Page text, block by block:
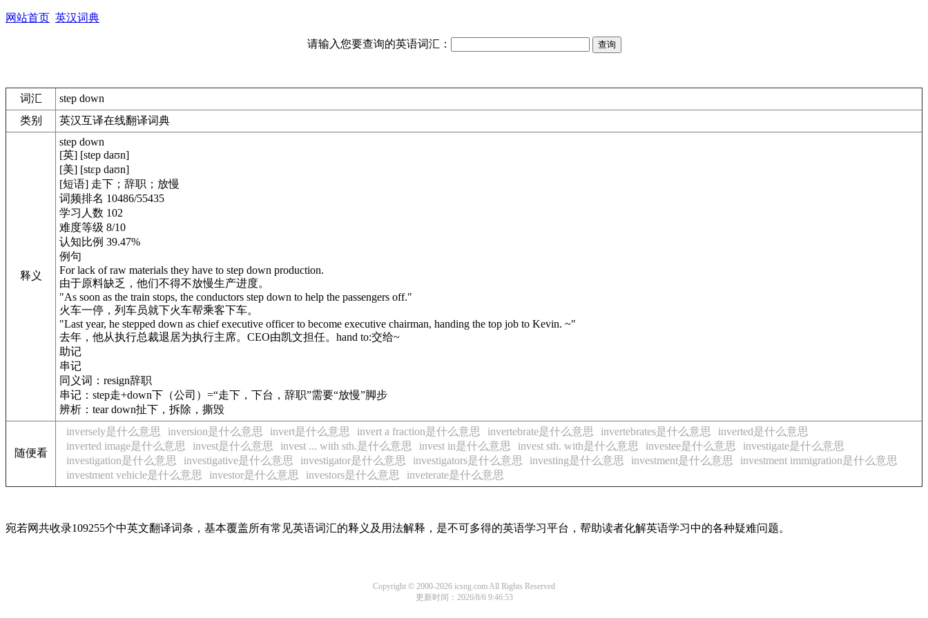
网站首页 英汉词典
请输入您要查询的英语词汇：
词汇
step down
类别
英汉互译在线翻译词典
释义
step down
[英] [step daʊn]
[美] [stɛp daʊn]
[短语] 走下；辞职；放慢
词频排名 10486/55435
学习人数 102
难度等级 8/10
认知比例 39.47%
例句
For lack of raw materials they have to step down production.
由于原料缺乏，他们不得不放慢生产进度。
"As soon as the train stops, the conductors step down to help the passengers off."
火车一停，列车员就下火车帮乘客下车。
"Last year, he stepped down as chief executive officer to become executive chairman, handing the top job to Kevin. ~"
去年，他从执行总裁退居为执行主席。CEO由凯文担任。hand to:交给~
助记
串记
同义词：resign辞职
串记：step走+down下（公司）=“走下，下台，辞职”需要“放慢”脚步
辨析：tear down扯下，拆除，撕毁
随便看
inversely是什么意思 inversion是什么意思 invert是什么意思 invert a fraction是什么意思 invertebrate是什么意思 invertebrates是什么意思
inverted是什么意思
inverted image是什么意思
invest是什么意思 invest ... with sth.是什么意思 invest in是什么意思 invest sth. with是什么意思 investee是什么意思
investigate是什么意思
investigation是什么意思
investigative是什么意思 investigator是什么意思 investigators是什么意思 investing是什么意思 investment是什么意思
investment immigration是什么意思
investment vehicle是什么意思
investor是什么意思 investors是什么意思 inveterate是什么意思
宛若网共收录109255个中英文翻译词条，基本覆盖所有常见英语词汇的释义及用法解释，是不可多得的英语学习平台，帮助读者化解英语学习中的各种疑难问题。
Copyright © 2000-2026 icsng.com All Rights Reserved
更新时间：2026/8/6 9:46:53